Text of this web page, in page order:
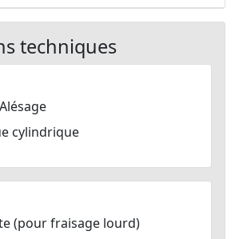
techniques
cylindrique
(pour fraisage lourd)